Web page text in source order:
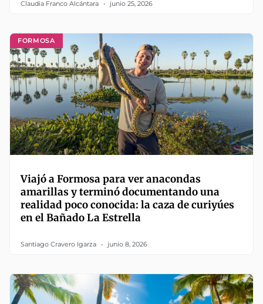
Claudia Franco Alcántara junio 25, 2026
FORMOSA
Viajó a Formosa para ver anacondas
amarillas y terminó documentando una
realidad poco conocida: la caza de curiyúes
en el Bañado La Estrella
Santiago Cravero Igarza junio 8, 2026